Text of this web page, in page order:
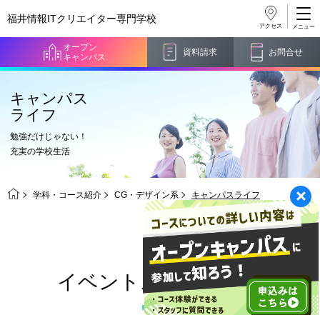
福井情報ITクリエイター専門学校
オープン
キャンパス
資料請求 お問合せ
アクセス
キャンパス
ライフ
勉強だけじゃない！
充実の学校生活
学科・コース紹介 CG・デザイン系 キャンパスライフ
イベントスケジュール